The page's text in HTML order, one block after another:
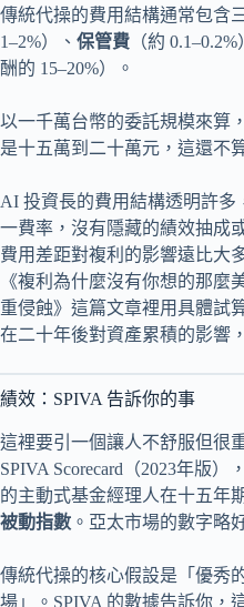
傳統代操的費用結構通常包含
1–2%）、 保管費 （約
酬的 15–20%）。
以一千萬台幣的委託規模來算
是十五萬到二十萬元，這還不
AI 投資長的費用結構透明許多
一費率，沒有隱藏的績效抽成
費用差距對複利的影響遠比大
《複利為什麼沒有你想的那麼
重侵蝕》這篇文章裡用具體試
在二十年後對資產累積的影響
績效：SPIVA 告訴你的事
這裡要引一個讓人不舒服但很
SPIVA Scorecard（2023年版）
的主動式基金經理人在十五年
被動指數 。亞太市場的數字略
傳統代操的核心假設是「優秀
場」。SPIVA 的數據告訴你，